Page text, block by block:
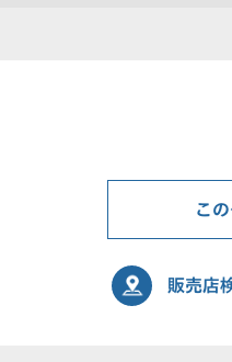
こ
販売店